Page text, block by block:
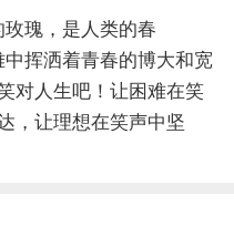
玫瑰，是人类的春
挥洒着青春的博大和宽
对人生吧！让困难在笑
，让理想在笑声中坚